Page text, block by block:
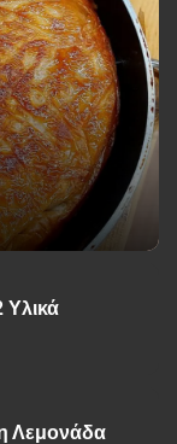
Υλικά
Λεμονάδα